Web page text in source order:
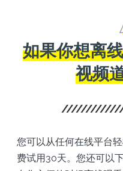
如果你想离
视频
您可以从任何在线平台
费试用30天。您还可以